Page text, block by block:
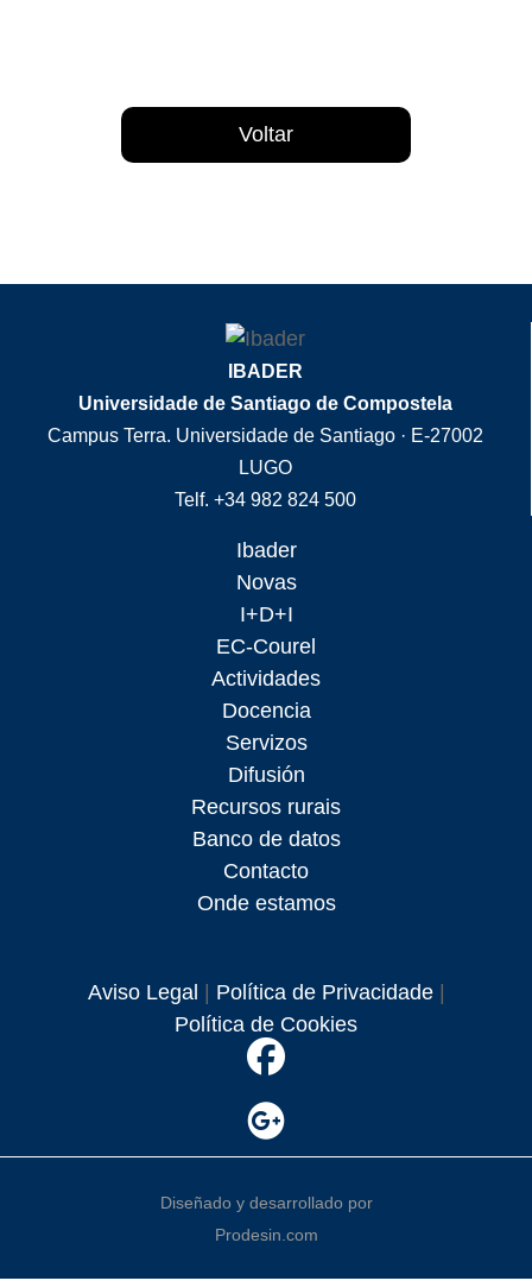
Voltar
IBADER
Universidade de Santiago de Compostela
Campus Terra. Universidade de Santiago · E-27002
LUGO
Telf. +34 982 824 500
Ibader
Novas
I+D+I
EC-Courel
Actividades
Docencia
Servizos
Difusión
Recursos rurais
Banco de datos
Contacto
Onde estamos
Aviso Legal | Política de Privacidade|
Política de Cookies
Diseñado y desarrollado por
Prodesin.com